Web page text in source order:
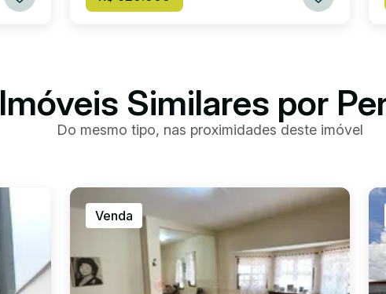
Imóveis Similares por
Do mesmo tipo, nas proximidades deste imóvel
Venda